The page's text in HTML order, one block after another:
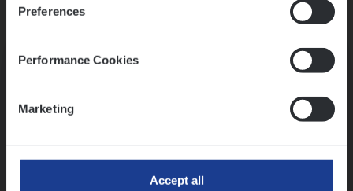
Preferences
Performance Cookies
Marketing
Accept all